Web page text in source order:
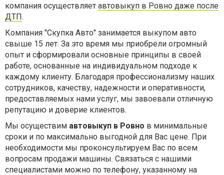
компания осуществляет автовыкуп в Ровно даже после
ДТП.
Компания "Скупка Авто" занимается выкупом авто
свыше 15 лет. За это время мы приобрели огромный
опыт и сформировали основные принципы в своей
работе, основанные на индивидуальном подходе к
каждому клиенту. Благодаря профессионализму наших
сотрудников, качеству, надежности и оперативности,
предоставляемых нами услуг, мы завоевали отличную
репутацию и доверие клиентов.
Мы осуществим автовыкуп в Ровно в минимальные
сроки и по максимально выгодной для Вас цене. При
необходимости мы проконсультируем Вас по всем
вопросам продажи машины. Связаться с нашими
специалистами можно по телефону, указанному на